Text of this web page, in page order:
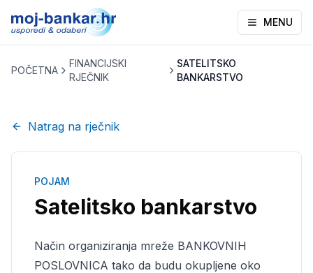
MENU
POČETNA
FINANCIJSKI
RJEČNIK
SATELITSKO
BANKARSTVO
Natrag na rječnik
POJAM
Satelitsko bankarstvo
Način organiziranja mreže BANKOVNIH
POSLOVNICA tako da budu okupljene oko